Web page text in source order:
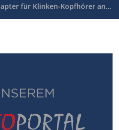
für Klinken-Kopfhörer an…